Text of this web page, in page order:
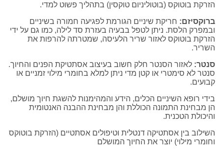
הזרקת בוטוקס (בוטוליניום טוקסין) בתהליך פשוט למדי.
ברוקסיזם: חריקת שיניים הגורמת לפגיעה חמורה בשיניים
ובמפרק הלסת. ניתן לטפל בבעיה בעזרת סד לילה, כמו גם על ידי
הזרקת בוטוקס לאזור שריר הלעיסה, שמטרתה להרפות את
השריר.
סנטר: לאזור הסנטר חלק חשוב בעיצוב אסתטיקת הפנים והחיוך.
סנטר לא סימטרי או קטן מדי ניתן למלא בחומרי מילוי זמניים או
קבועים.
בידי רופא השיניים הכלים, הידע והמהימנות להשגת חיוך מושלם,
הן מבחינת התמונה הכוללת והן מבחינת ההבנה האנטומית
והיכולת הטכנית.
השילוב בין אסתטיקה דנטלית וטיפולים אסתטיים (הזרקת בוטוקס
וחומרי מילוי) יוצר את החיוך המושלם